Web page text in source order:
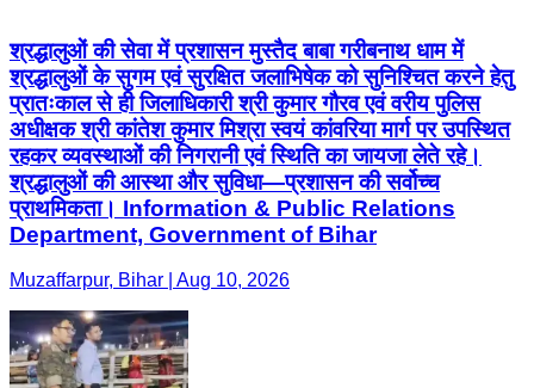
श्रद्धालुओं की सेवा में प्रशासन मुस्तैद बाबा गरीबनाथ धाम में
श्रद्धालुओं के सुगम एवं सुरक्षित जलाभिषेक को सुनिश्चित करने हेतु
प्रातःकाल से ही जिलाधिकारी श्री कुमार गौरव एवं वरीय पुलिस
अधीक्षक श्री कांतेश कुमार मिश्रा स्वयं कांवरिया मार्ग पर उपस्थित
रहकर व्यवस्थाओं की निगरानी एवं स्थिति का जायजा लेते रहे।
श्रद्धालुओं की आस्था और सुविधा—प्रशासन की सर्वोच्च
प्राथमिकता। Information & Public Relations
Department, Government of Bihar
Muzaffarpur, Bihar | Aug 10, 2026